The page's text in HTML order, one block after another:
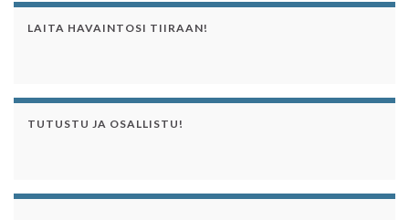
LAITA HAVAINTOSI TIIRAAN!
TUTUSTU JA OSALLISTU!